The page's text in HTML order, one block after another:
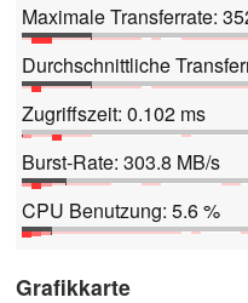
Maximale Transferrate:
Durchschnittliche
Zugriffszeit: 0.102 ms
Burst-Rate: 303.8 MB/s
CPU Benutzung: 5.6 %
Grafikkarte